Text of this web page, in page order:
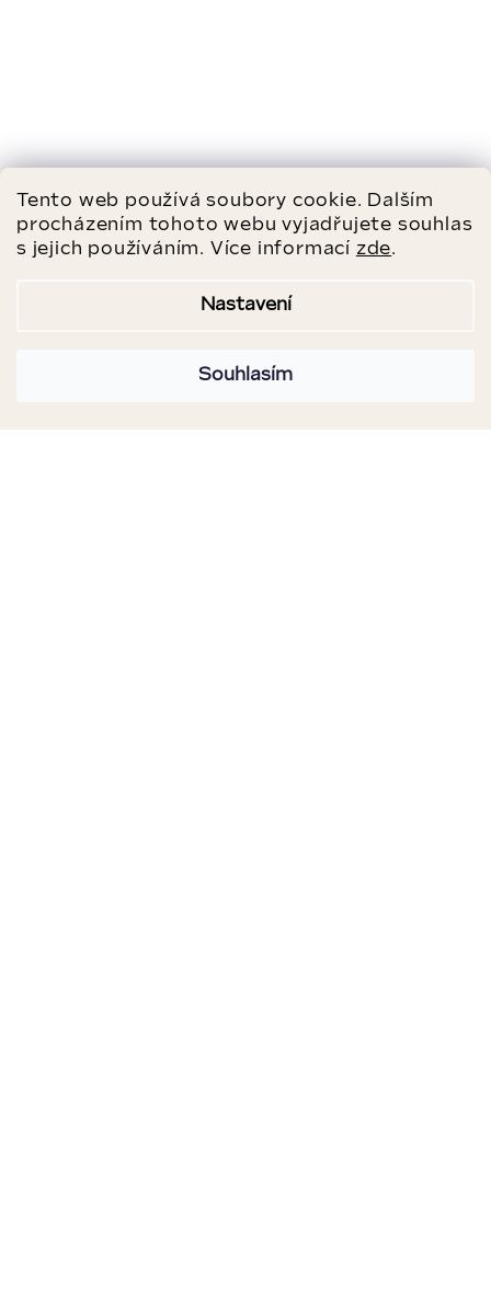
Tento web používá soubory cookie. Dalším
procházením tohoto webu vyjadřujete souhlas
s jejich používáním. Více informací zde.
Nastavení
Souhlasím